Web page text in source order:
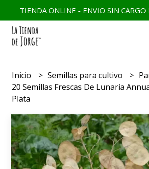
TIENDA ONLINE - ENVIO SIN
Inicio Semillas para cultivo
20 Semillas Frescas De Lunaria
Plata